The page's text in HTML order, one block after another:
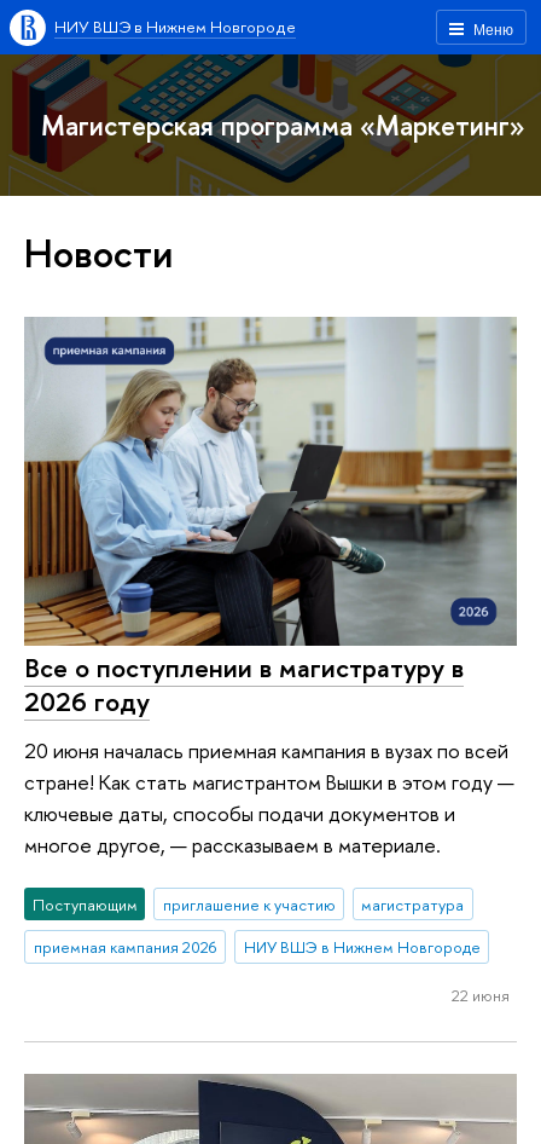
Меню
НИУ ВШЭ в Нижнем Новгороде
Магистерская программа «Маркетинг»
Новости
Все о поступлении в магистратуру в
2026 году
20 июня началась приемная кампания в вузах по всей
стране! Как стать магистрантом Вышки в этом году —
ключевые даты, способы подачи документов и
многое другое, — рассказываем в материале.
Поступающим приглашение к участию
магистратура
приемная кампания 2026
НИУ ВШЭ в Нижнем Новгороде
22 июня